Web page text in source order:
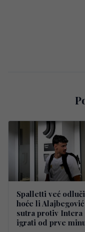
Spalletti već
hoće li Alajbegović
sutra protiv Intera
igrati od prve